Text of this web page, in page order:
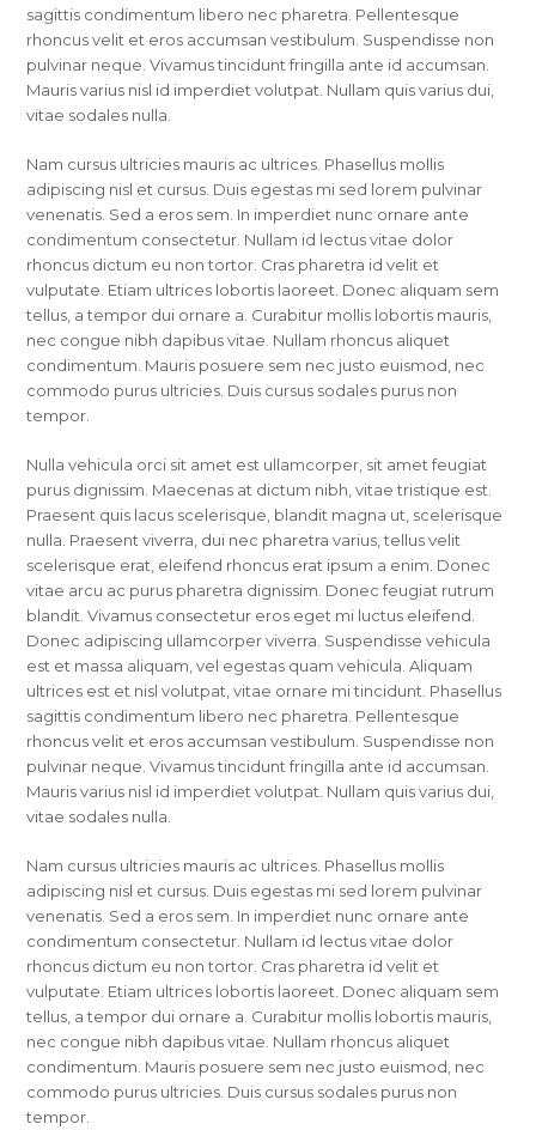
sagittis condimentum libero nec pharetra. Pellentesque
rhoncus velit et eros accumsan vestibulum. Suspendisse non
pulvinar neque. Vivamus tincidunt fringilla ante id accumsan.
Mauris varius nisl id imperdiet volutpat. Nullam quis varius dui,
vitae sodales nulla.
Nam cursus ultricies mauris ac ultrices. Phasellus mollis
adipiscing nisl et cursus. Duis egestas mi sed lorem pulvinar
venenatis. Sed a eros sem. In imperdiet nunc ornare ante
condimentum consectetur. Nullam id lectus vitae dolor
rhoncus dictum eu non tortor. Cras pharetra id velit et
vulputate. Etiam ultrices lobortis laoreet. Donec aliquam sem
tellus, a tempor dui ornare a. Curabitur mollis lobortis mauris,
nec congue nibh dapibus vitae. Nullam rhoncus aliquet
condimentum. Mauris posuere sem nec justo euismod, nec
commodo purus ultricies. Duis cursus sodales purus non
tempor.
Nulla vehicula orci sit amet est ullamcorper, sit amet feugiat
purus dignissim. Maecenas at dictum nibh, vitae tristique est.
Praesent quis lacus scelerisque, blandit magna ut, scelerisque
nulla. Praesent viverra, dui nec pharetra varius, tellus velit
scelerisque erat, eleifend rhoncus erat ipsum a enim. Donec
vitae arcu ac purus pharetra dignissim. Donec feugiat rutrum
blandit. Vivamus consectetur eros eget mi luctus eleifend.
Donec adipiscing ullamcorper viverra. Suspendisse vehicula
est et massa aliquam, vel egestas quam vehicula. Aliquam
ultrices est et nisl volutpat, vitae ornare mi tincidunt. Phasellus
sagittis condimentum libero nec pharetra. Pellentesque
rhoncus velit et eros accumsan vestibulum. Suspendisse non
pulvinar neque. Vivamus tincidunt fringilla ante id accumsan.
Mauris varius nisl id imperdiet volutpat. Nullam quis varius dui,
vitae sodales nulla.
Nam cursus ultricies mauris ac ultrices. Phasellus mollis
adipiscing nisl et cursus. Duis egestas mi sed lorem pulvinar
venenatis. Sed a eros sem. In imperdiet nunc ornare ante
condimentum consectetur. Nullam id lectus vitae dolor
rhoncus dictum eu non tortor. Cras pharetra id velit et
vulputate. Etiam ultrices lobortis laoreet. Donec aliquam sem
tellus, a tempor dui ornare a. Curabitur mollis lobortis mauris,
nec congue nibh dapibus vitae. Nullam rhoncus aliquet
condimentum. Mauris posuere sem nec justo euismod, nec
commodo purus ultricies. Duis cursus sodales purus non
tempor.